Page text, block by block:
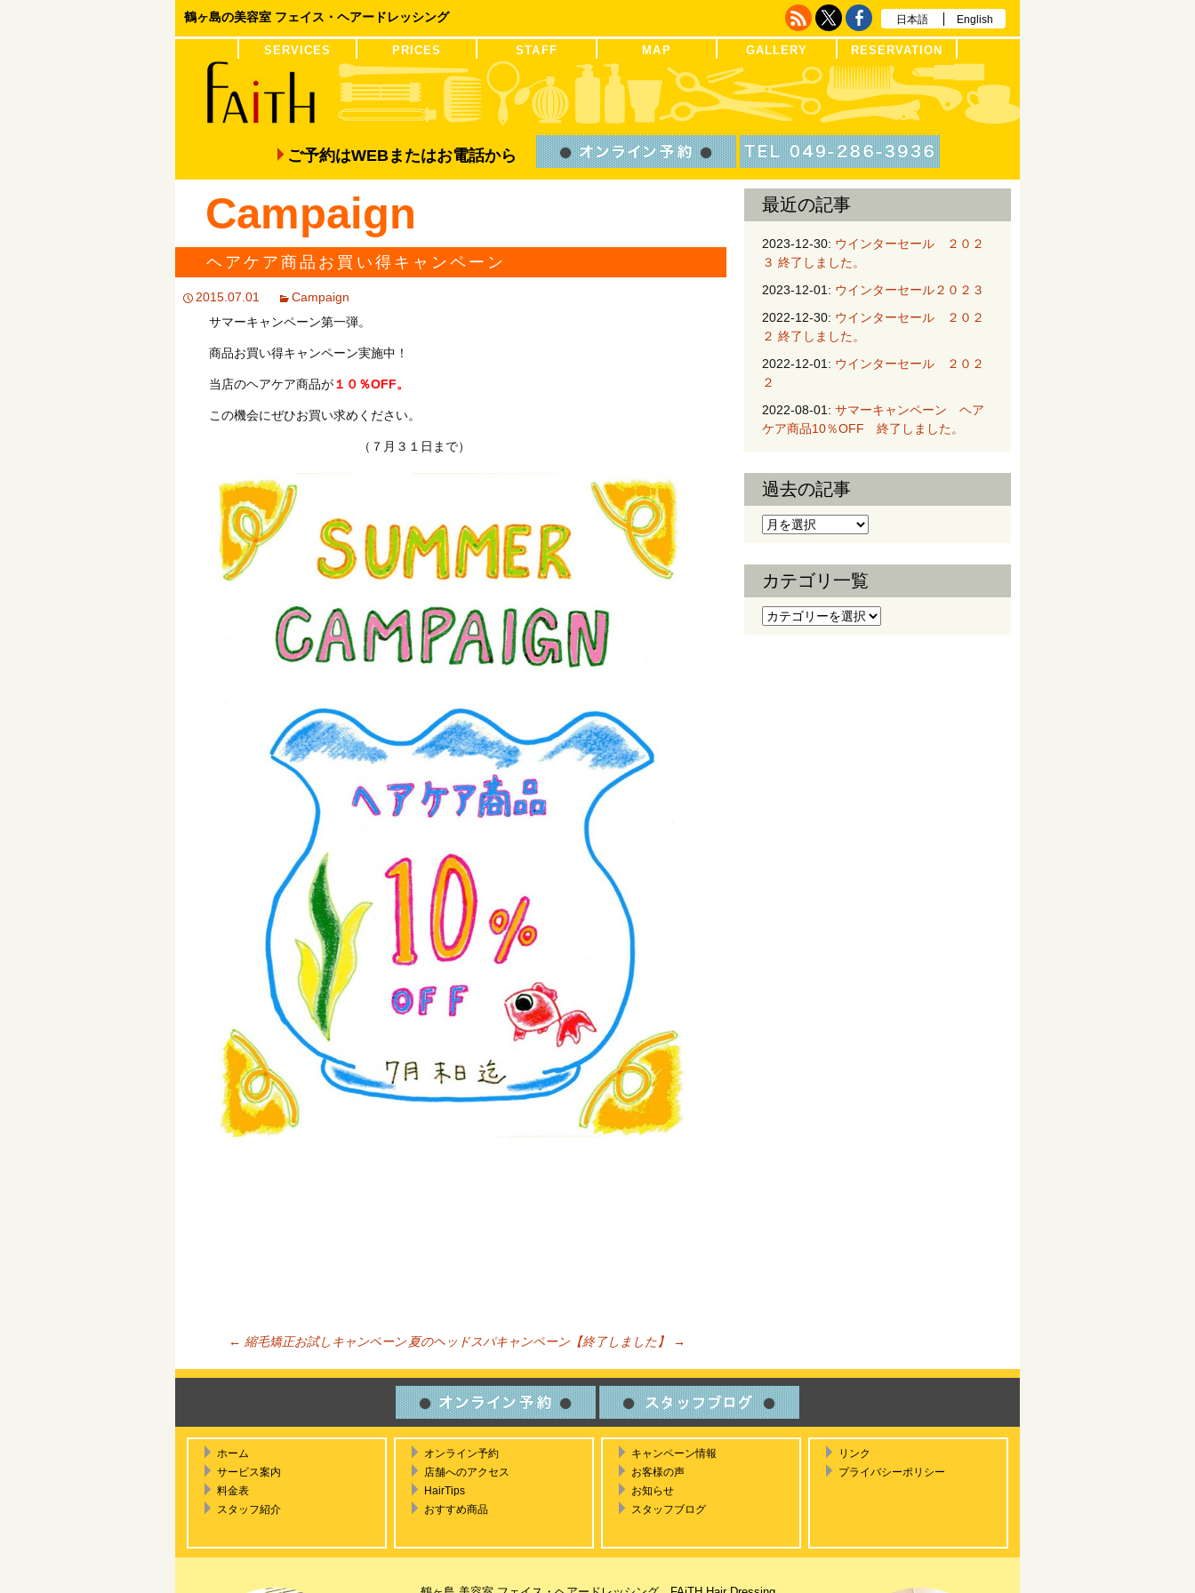
鶴ヶ島の美容室 フェイス・ヘアードレッシング 日本語 English
コンテンツへ移動SERVICES
COLOR
PERM
PRICES STAFF MAP GALLERY RESERVATION
ご予約はWEBまたはお電話から
Campaign
ヘアケア商品お買い得キャンペーン
2015.07.01
Campaign
サマーキャンペーン第一弾。
商品お買い得キャンペーン実施中！
当店のヘアケア商品が１０％OFF。
この機会にぜひお買い求めください。
（７月３１日まで）
投稿ナビゲーション
← 縮毛矯正お試しキャンペーン夏のヘッドスパキャンペーン【終了しました】 →
最近の記事
2023-12-30: ウインターセール ２０２
３ 終了しました。
2023-12-01: ウインターセール２０２３
2022-12-30: ウインターセール ２０２
２ 終了しました。
2022-12-01: ウインターセール ２０２
２
2022-08-01: サマーキャンペーン ヘア
ケア商品10％OFF 終了しました。
過去の記事
過去の記事
カテゴリ一覧
カテゴリ一覧
ホーム
サービス案内
料金表
スタッフ紹介
オンライン予約
店舗へのアクセス
HairTips
おすすめ商品
キャンペーン情報
お客様の声
お知らせ
スタッフブログ
リンク
プライバシーポリシー